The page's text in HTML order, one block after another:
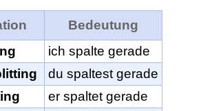
Bedeutung
ich spalte gerade
du spaltest gerade
er spaltet gerade